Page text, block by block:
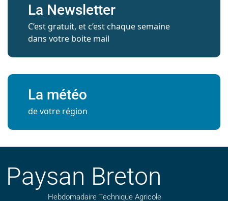
La Newsletter
C’est gratuit, et c’est chaque semaine
dans votre boite mail
La météo
de votre région
Paysan Breton
Hebdomadaire Technique Agricole